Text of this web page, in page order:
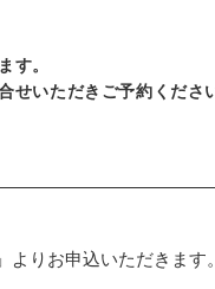
す。
せいただきご予約くださ
りお申込いただきます。